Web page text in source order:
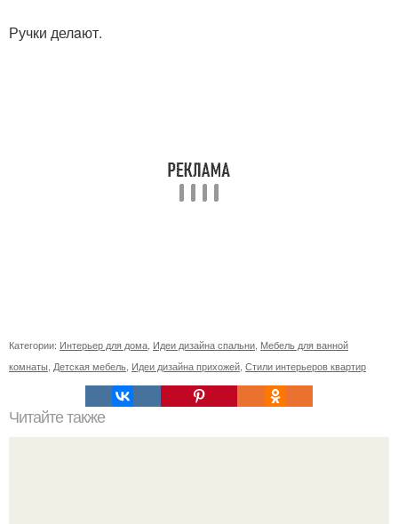
Ручки делaют.
Категории: Интерьер для дома Идеи дизайна спальни Мебель для ванной
комнаты Детская мебель Идеи дизайна прихожей Стили интерьеров квартир
Читайте также